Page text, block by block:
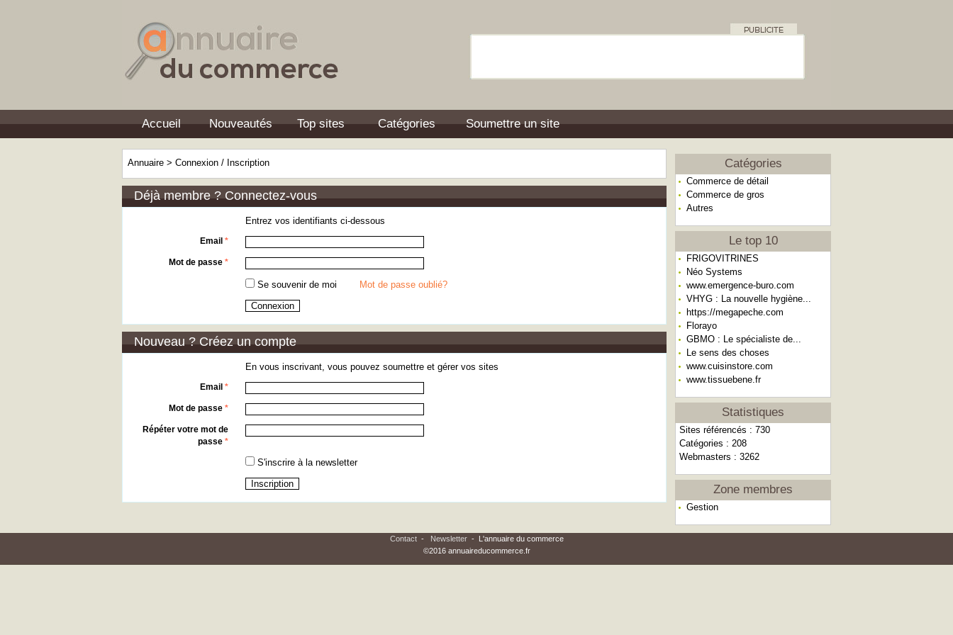
Accueil Nouveautés Top sites Catégories Soumettre un site
Catégories
Commerce de détail
Commerce de gros
Autres
Le top 10
FRIGOVITRINES
Néo Systems
www.emergence-buro.com
VHYG : La nouvelle hygiène...
https://megapeche.com
Florayo
GBMO : Le spécialiste de...
Le sens des choses
www.cuisinstore.com
www.tissuebene.fr
Statistiques
Sites référencés : 730
Catégories : 208
Webmasters : 3262
Zone membres
Gestion
Annuaire > Connexion / Inscription
Déjà membre ? Connectez-vous
Entrez vos identifiants ci-dessous
Email *
Mot de passe *
Se souvenir de moi Mot de passe oublié?
Nouveau ? Créez un compte
En vous inscrivant, vous pouvez soumettre et gérer vos sites
Email *
Mot de passe *
Répéter votre mot de
passe *
S'inscrire à la newsletter
Contact- Newsletter- L'annuaire du commerce
©2016 annuaireducommerce.fr